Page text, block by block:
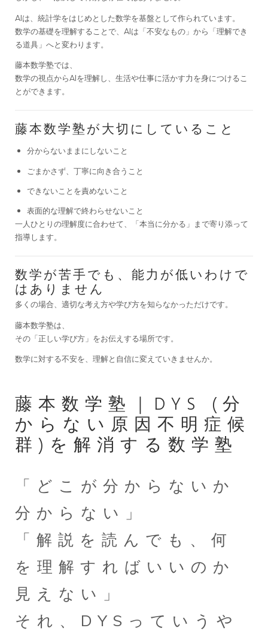
AIは、統計学をはじめとした数学を基盤として作られています。
数学の基礎を理解することで、AIは「不安なもの」から「理解でき
る道具」へと変わります。
藤本数学塾では、
数学の視点からAIを理解し、生活や仕事に活かす力を身につけるこ
とができます。
藤本数学塾が大切にしていること
分からないままにしないこと
ごまかさず、丁寧に向き合うこと
できないことを責めないこと
表面的な理解で終わらせないこと
一人ひとりの理解度に合わせて、「本当に分かる」まで寄り添って
指導します。
数学が苦手でも、能力が低いわけで
はありません
多くの場合、適切な考え方や学び方を知らなかっただけです。
藤本数学塾は、
その「正しい学び方」をお伝えする場所です。
数学に対する不安を、理解と自信に変えていきませんか。
藤本数学塾｜DYS (分
からない原因不明症候
群)を解消する数学塾
「どこが分からないか
分からない」
「解説を読んでも、何
を理解すればいいのか
見えない」
それ、DYSっていうや